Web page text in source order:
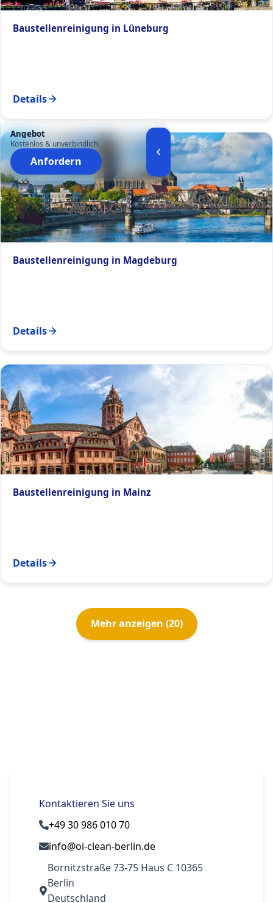
Baustellenreinigung in Lüneburg
Details
Baustellenreinigung in Magdeburg
Details
Baustellenreinigung in Mainz
Details
Mehr anzeigen (20)
Kontaktieren Sie uns
+49 30 986 010 70
info@oi-clean-berlin.de
Bornitzstraße 73-75 Haus C 10365
Berlin
Deutschland
Angebot
Kostenlos & unverbindlich
Anfordern